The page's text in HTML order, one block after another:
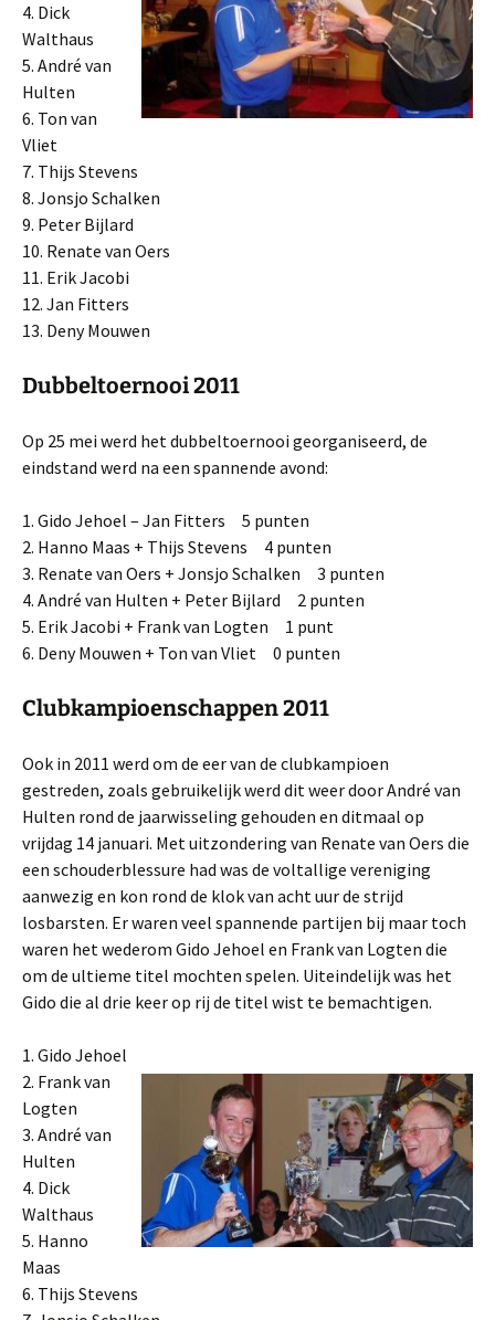
4. Dick
Walthaus
5. André van
Hulten
6. Ton van
Vliet
7. Thijs Stevens
8. Jonsjo Schalken
9. Peter Bijlard
10. Renate van Oers
11. Erik Jacobi
12. Jan Fitters
13. Deny Mouwen
Dubbeltoernooi 2011
Op 25 mei werd het dubbeltoernooi georganiseerd, de
eindstand werd na een spannende avond:
1. Gido Jehoel – Jan Fitters 5 punten
2. Hanno Maas + Thijs Stevens 4 punten
3. Renate van Oers + Jonsjo Schalken 3 punten
4. André van Hulten + Peter Bijlard 2 punten
5. Erik Jacobi + Frank van Logten 1 punt
6. Deny Mouwen + Ton van Vliet 0 punten
Clubkampioenschappen 2011
Ook in 2011 werd om de eer van de clubkampioen
gestreden, zoals gebruikelijk werd dit weer door André van
Hulten rond de jaarwisseling gehouden en ditmaal op
vrijdag 14 januari. Met uitzondering van Renate van Oers die
een schouderblessure had was de voltallige vereniging
aanwezig en kon rond de klok van acht uur de strijd
losbarsten. Er waren veel spannende partijen bij maar toch
waren het wederom Gido Jehoel en Frank van Logten die
om de ultieme titel mochten spelen. Uiteindelijk was het
Gido die al drie keer op rij de titel wist te bemachtigen.
1. Gido Jehoel
2. Frank van
Logten
3. André van
Hulten
4. Dick
Walthaus
5. Hanno
Maas
6. Thijs Stevens